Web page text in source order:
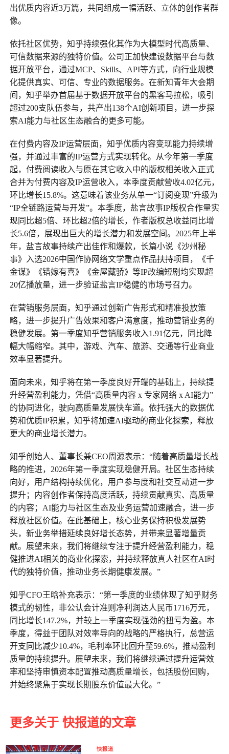
出优质内容近3万篇，共同组成一幅活跃、立体的创作者群
像。
依托社区优势，知乎持续强化其作为大模型时代高质量、
可信数据来源的独特价值。公司正加快建设数据平台与数
据开放平台，通过MCP、Skills、API等方式，向行业规模
化提供真实、可信、专业的数据服务。在新知青年大会期
间，知乎举办首届基于数据开放平台的黑客马拉松，吸引
超过200支队伍参与，共产出138个AI创新项目，进一步探
索AI能力与社区生态融合的更多可能。
在付费内容及IP运营层面，知乎优质内容变现能力持续增
强，并通过丰富的IP运营方式实现转化。从今年第一季度
起，付费阅读收入与原在其它收入中的版权相关收入正式
合并为付费内容及IP运营收入，本季度贡献营收4.02亿元，
环比增长15.8%。这意味着该业务从单一“订阅变现”升级为
“IP全链路运营与开发”。本季度，盐言故事IP版权合作量实
现同比超5倍、环比超2倍的增长，作者版权总收益同比增
长5.6倍，展现出巨大的增长潜力和发展空间。2025年上半
年，盐言故事持续产出佳作和爆款，长篇小说《沙州秘
事》入选2026中国作协网络文学重点作品扶持项目，《千
金谋》《错嫁有喜》《金屋藏骄》等IP改编短剧均实现超
20亿播放量，进一步验证盐言IP稳健的市场号召力。
在营销服务层面，知乎通过创新广告形式和精准投放策
略，进一步提升广告效果和客户满意度，推动营销业务的
稳健发展。第一季度知乎营销服务收入1.91亿元，同比降
幅大幅缩窄。其中，游戏、汽车、旅游、交通等行业商业
效率显著提升。
面向未来，知乎将在第一季度良好开端的基础上，持续提
升经营盈利能力，凭借“高质量内容 x 专家网络 x AI能力”
的协同进化，驶向高质量发展快车道。依托强大的数据优
势和优质IP积累，知乎将加速AI驱动的商业化探索，释放
更大的商业增长潜力。
知乎创始人、董事长兼CEO周源表示：“随着高质量增长战
略的推进，2026年第一季度实现稳健开局。社区生态持续
向好，用户结构持续优化，用户参与度和社交互动进一步
提升；内容创作者保持高度活跃，持续贡献真实、高质量
的内容；AI能力与社区生态及业务运营加速融合，进一步
释放社区价值。在此基础上，核心业务保持积极发展势
头，新业务举措延续良好增长态势，并带来显著增量贡
献。展望未来，我们将继续专注于提升经营盈利能力，稳
健推进AI相关的商业化探索，并持续释放真人社区在AI时
代的独特价值，推动业务长期健康发展。”
知乎CFO王晗补充表示：“第一季度的业绩体现了知乎财务
模式的韧性，非公认会计准则净利润达人民币1716万元，
同比增长147.2%，并较上一季度实现强劲的扭亏为盈。本
季度，得益于团队对效率导向的战略的严格执行，总营运
开支同比减少10.4%，毛利率环比回升至59.6%，推动盈利
质量的持续提升。展望未来，我们将继续通过提升运营效
率和坚持审慎资本配置推动高质量增长，包括股份回购，
并始终聚焦于实现长期股东价值最大化。”
更多关于 快报道的文章
快报道